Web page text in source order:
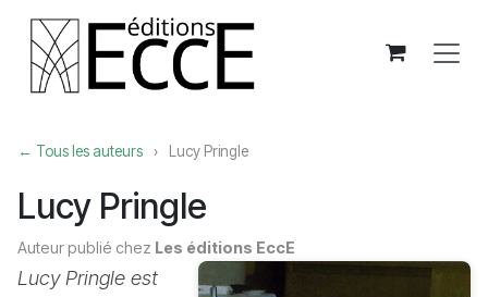
Se rendre au contenu
← Tous les auteurs › Lucy Pringle
Lucy Pringle
Auteur publié chez Les éditions EccE
Lucy Pringle est